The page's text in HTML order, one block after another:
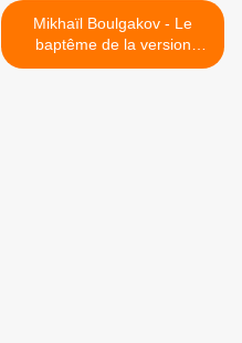
Mikhaïl Boulgakov - Le
baptême de la version
(Récits d'une jeune